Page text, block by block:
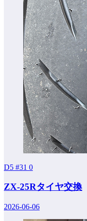
D5 #31 0
ZX-25Rタイヤ交換
2026-06-06